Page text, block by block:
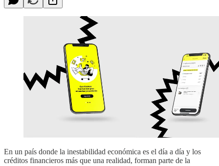
En un país donde la inestabilidad económica es el día a día y los
créditos financieros más que una realidad, forman parte de la